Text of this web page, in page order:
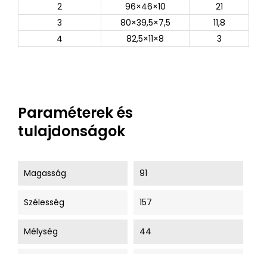
2
96×46×10
21
3
80×39,5×7,5
11,8
4
82,5×11×8 3
Paraméterek és
tulajdonságok
Magasság 91
Szélesség 157
Mélység 44